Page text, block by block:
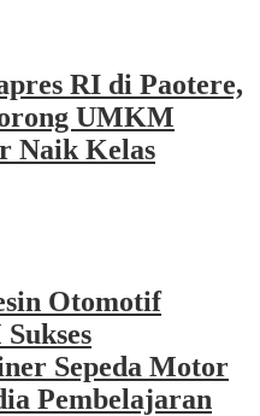
RI di Paotere,
UMKM
Naik Kelas
Otomotif
Sepeda Motor
Pembelajaran